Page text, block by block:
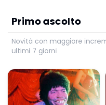
Primo ascolto
Novità con maggiore
ultimi 7 giorni